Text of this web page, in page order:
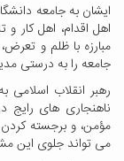
ایشان به جامعه
اهل اقدام، اهل کار
مبارزه با ظلم و
جامعه را به درستی
رهبر انقلاب اسلامی
ناهنجاری های رایج
مؤمن، و برجسته
می تواند جلوی این